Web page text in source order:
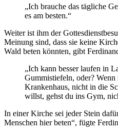
„Ich brauche das tägliche
es am besten.“
Weiter ist ihm der
Meinung sind, dass sie keine
Wald beten könnten, gibt
„Ich kann besser laufen in
Gummistiefeln, oder?
Krankenhaus, nicht in die
willst, gehst du ins Gym,
In einer Kirche sei jeder Stein
Menschen hier beten“, fügte